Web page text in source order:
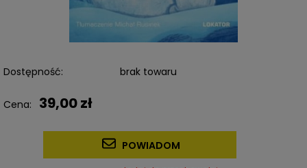
Dostępność: brak towaru
Cena: 39,00 zł
POWIADOM